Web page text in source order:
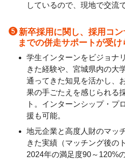
しているので、現地で交流
新卒採用に関し、採用コ
までの併走サポートが受け
学生インターンをビジョナ
きた経験や、宮城県内の大
通ってきた知見を活かし、
果の手ごたえを感じられる
ト。インターンシップ・プ
援も可能。
地元企業と高度人財のマッ
きた実績（マッチング後の
2024年の満足度90～120%